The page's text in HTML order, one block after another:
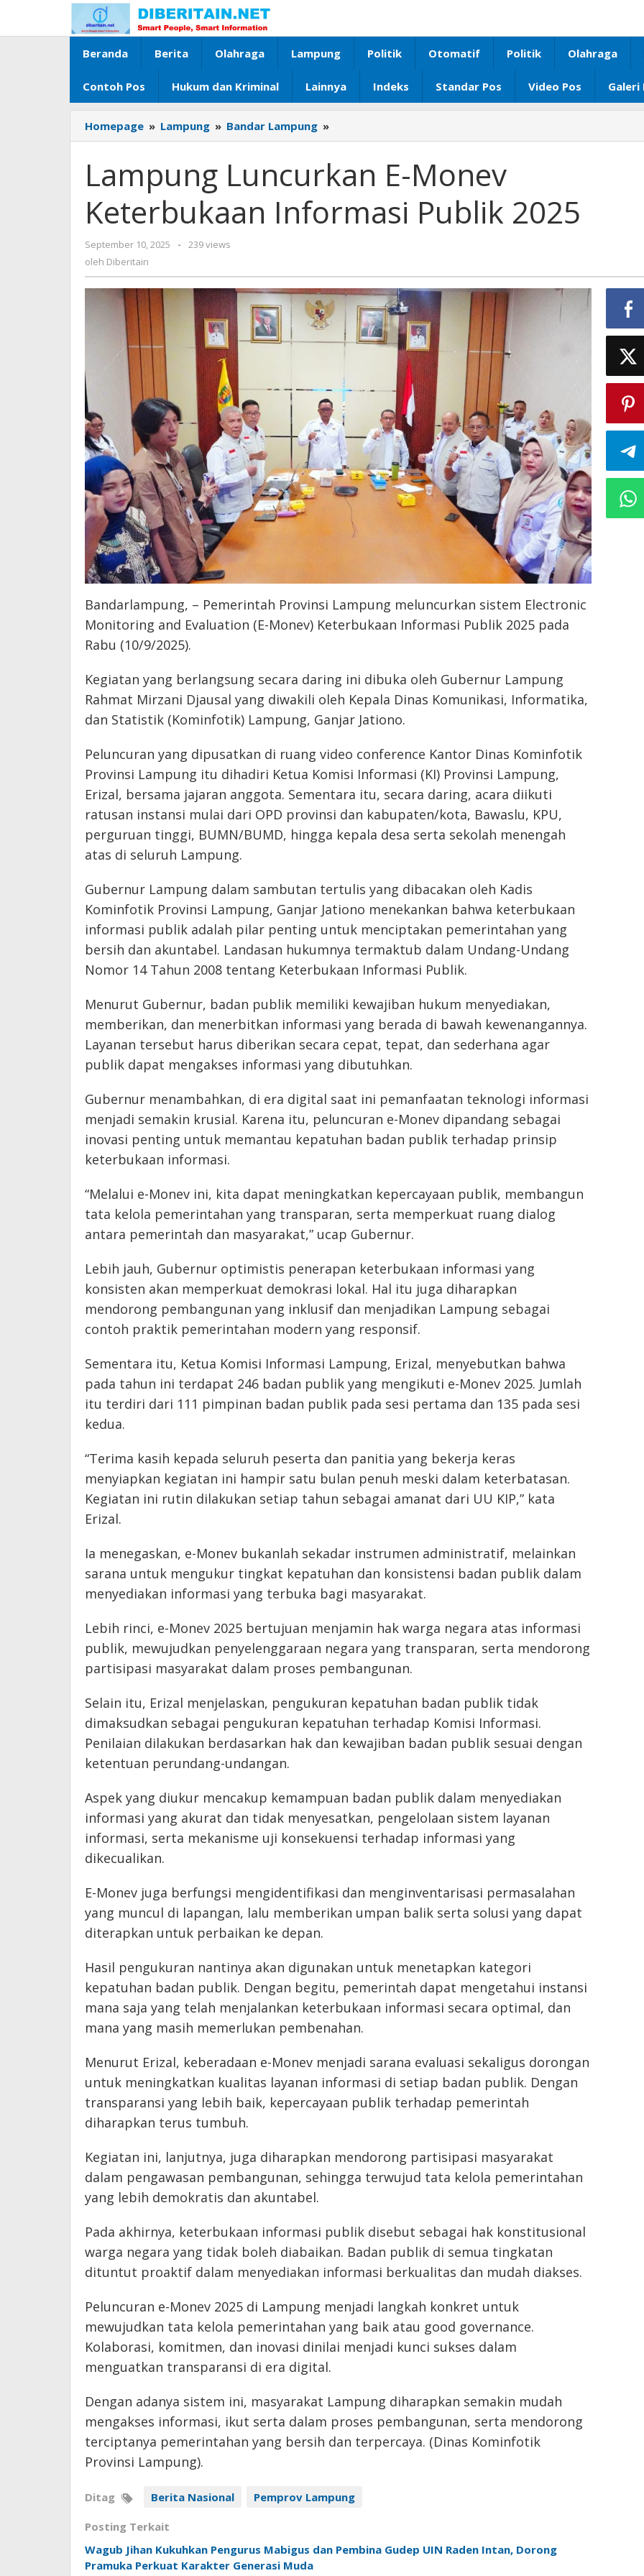
konten
Beranda Berita Olahraga Lampung Politik Otomatif Politik Olahraga
Contoh Pos Hukum dan Kriminal Lainnya Indeks Standar Pos Video Pos Galeri
Homepage » Lampung » Bandar Lampung »
Luncurkan
Monev
Keterbukaan
Informasi
Publik
Lampung Luncurkan E-Monev
Keterbukaan Informasi Publik 2025
September 10, 2025
oleh
-
239 views
oleh Diberitain
Bandarlampung, – Pemerintah Provinsi Lampung meluncurkan sistem Electronic
Monitoring and Evaluation (E-Monev) Keterbukaan Informasi Publik 2025 pada
Rabu (10/9/2025).
Kegiatan yang berlangsung secara daring ini dibuka oleh Gubernur Lampung
Rahmat Mirzani Djausal yang diwakili oleh Kepala Dinas Komunikasi, Informatika,
dan Statistik (Kominfotik) Lampung, Ganjar Jationo.
Peluncuran yang dipusatkan di ruang video conference Kantor Dinas Kominfotik
Provinsi Lampung itu dihadiri Ketua Komisi Informasi (KI) Provinsi Lampung,
Erizal, bersama jajaran anggota. Sementara itu, secara daring, acara diikuti
ratusan instansi mulai dari OPD provinsi dan kabupaten/kota, Bawaslu, KPU,
perguruan tinggi, BUMN/BUMD, hingga kepala desa serta sekolah menengah
atas di seluruh Lampung.
Gubernur Lampung dalam sambutan tertulis yang dibacakan oleh Kadis
Kominfotik Provinsi Lampung, Ganjar Jationo menekankan bahwa keterbukaan
informasi publik adalah pilar penting untuk menciptakan pemerintahan yang
bersih dan akuntabel. Landasan hukumnya termaktub dalam Undang-Undang
Nomor 14 Tahun 2008 tentang Keterbukaan Informasi Publik.
Menurut Gubernur, badan publik memiliki kewajiban hukum menyediakan,
memberikan, dan menerbitkan informasi yang berada di bawah kewenangannya.
Layanan tersebut harus diberikan secara cepat, tepat, dan sederhana agar
publik dapat mengakses informasi yang dibutuhkan.
Gubernur menambahkan, di era digital saat ini pemanfaatan teknologi informasi
menjadi semakin krusial. Karena itu, peluncuran e-Monev dipandang sebagai
inovasi penting untuk memantau kepatuhan badan publik terhadap prinsip
keterbukaan informasi.
“Melalui e-Monev ini, kita dapat meningkatkan kepercayaan publik, membangun
tata kelola pemerintahan yang transparan, serta memperkuat ruang dialog
antara pemerintah dan masyarakat,” ucap Gubernur.
Lebih jauh, Gubernur optimistis penerapan keterbukaan informasi yang
konsisten akan memperkuat demokrasi lokal. Hal itu juga diharapkan
mendorong pembangunan yang inklusif dan menjadikan Lampung sebagai
contoh praktik pemerintahan modern yang responsif.
Sementara itu, Ketua Komisi Informasi Lampung, Erizal, menyebutkan bahwa
pada tahun ini terdapat 246 badan publik yang mengikuti e-Monev 2025. Jumlah
itu terdiri dari 111 pimpinan badan publik pada sesi pertama dan 135 pada sesi
kedua.
“Terima kasih kepada seluruh peserta dan panitia yang bekerja keras
menyiapkan kegiatan ini hampir satu bulan penuh meski dalam keterbatasan.
Kegiatan ini rutin dilakukan setiap tahun sebagai amanat dari UU KIP,” kata
Erizal.
Ia menegaskan, e-Monev bukanlah sekadar instrumen administratif, melainkan
sarana untuk mengukur tingkat kepatuhan dan konsistensi badan publik dalam
menyediakan informasi yang terbuka bagi masyarakat.
Lebih rinci, e-Monev 2025 bertujuan menjamin hak warga negara atas informasi
publik, mewujudkan penyelenggaraan negara yang transparan, serta mendorong
partisipasi masyarakat dalam proses pembangunan.
Selain itu, Erizal menjelaskan, pengukuran kepatuhan badan publik tidak
dimaksudkan sebagai pengukuran kepatuhan terhadap Komisi Informasi.
Penilaian dilakukan berdasarkan hak dan kewajiban badan publik sesuai dengan
ketentuan perundang-undangan.
Aspek yang diukur mencakup kemampuan badan publik dalam menyediakan
informasi yang akurat dan tidak menyesatkan, pengelolaan sistem layanan
informasi, serta mekanisme uji konsekuensi terhadap informasi yang
dikecualikan.
E-Monev juga berfungsi mengidentifikasi dan menginventarisasi permasalahan
yang muncul di lapangan, lalu memberikan umpan balik serta solusi yang dapat
diterapkan untuk perbaikan ke depan.
Hasil pengukuran nantinya akan digunakan untuk menetapkan kategori
kepatuhan badan publik. Dengan begitu, pemerintah dapat mengetahui instansi
mana saja yang telah menjalankan keterbukaan informasi secara optimal, dan
mana yang masih memerlukan pembenahan.
Menurut Erizal, keberadaan e-Monev menjadi sarana evaluasi sekaligus dorongan
untuk meningkatkan kualitas layanan informasi di setiap badan publik. Dengan
transparansi yang lebih baik, kepercayaan publik terhadap pemerintah
diharapkan terus tumbuh.
Kegiatan ini, lanjutnya, juga diharapkan mendorong partisipasi masyarakat
dalam pengawasan pembangunan, sehingga terwujud tata kelola pemerintahan
yang lebih demokratis dan akuntabel.
Pada akhirnya, keterbukaan informasi publik disebut sebagai hak konstitusional
warga negara yang tidak boleh diabaikan. Badan publik di semua tingkatan
dituntut proaktif dalam menyediakan informasi berkualitas dan mudah diakses.
Peluncuran e-Monev 2025 di Lampung menjadi langkah konkret untuk
mewujudkan tata kelola pemerintahan yang baik atau good governance.
Kolaborasi, komitmen, dan inovasi dinilai menjadi kunci sukses dalam
menguatkan transparansi di era digital.
Dengan adanya sistem ini, masyarakat Lampung diharapkan semakin mudah
mengakses informasi, ikut serta dalam proses pembangunan, serta mendorong
terciptanya pemerintahan yang bersih dan terpercaya. (Dinas Kominfotik
Provinsi Lampung).
Ditag Berita Nasional Pemprov Lampung
Posting Terkait
Wagub Jihan Kukuhkan Pengurus Mabigus dan Pembina Gudep UIN Raden Intan, Dorong
Pramuka Perkuat Karakter Generasi Muda